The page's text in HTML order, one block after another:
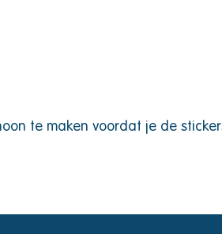
te maken voordat je de